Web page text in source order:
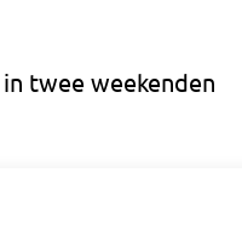
twee weekenden